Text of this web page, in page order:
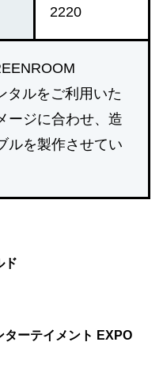
2220
タルをご利用いた
ージに合わせ、造
ルを製作させてい
ド
ターテイメント EXPO